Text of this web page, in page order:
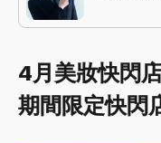
4月美妝快閃
期間限定快閃